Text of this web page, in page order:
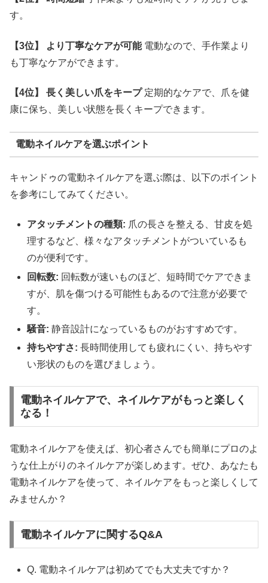
す。
【3位】 より丁寧なケアが可能電動なので、手作業より
も丁寧なケアができます。
【4位】 長く美しい爪をキープ定期的なケアで、爪を健
康に保ち、美しい状態を長くキープできます。
電動ネイルケアを選ぶポイント
キャンドゥの電動ネイルケアを選ぶ際は、以下のポイント
を参考にしてみてください。
アタッチメントの種類: 爪の長さを整える、甘皮を処
理するなど、様々なアタッチメントがついているも
のが便利です。
回転数: 回転数が速いものほど、短時間でケアできま
すが、肌を傷つける可能性もあるので注意が必要で
す。
騒音: 静音設計になっているものがおすすめです。
持ちやすさ: 長時間使用しても疲れにくい、持ちやす
い形状のものを選びましょう。
電動ネイルケアで、ネイルケアがもっと楽しく
なる！
電動ネイルケアを使えば、初心者さんでも簡単にプロのよ
うな仕上がりのネイルケアが楽しめます。ぜひ、あなたも
電動ネイルケアを使って、ネイルケアをもっと楽しくして
みませんか？
電動ネイルケアに関するQ&A
Q. 電動ネイルケアは初めてでも大丈夫ですか？